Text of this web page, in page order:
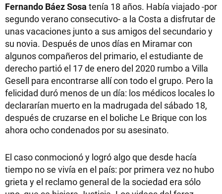
Fernando Báez Sosa tenía 18 años. Había viajado -por
segundo verano consecutivo- a la Costa a disfrutar de
unas vacaciones junto a sus amigos del secundario y
su novia. Después de unos días en Miramar con
algunos compañeros del primario, el estudiante de
derecho partió el 17 de enero del 2020 rumbo a Villa
Gesell para encontrarse allí con todo el grupo. Pero la
felicidad duró menos de un día: los médicos locales lo
declararían muerto en la madrugada del sábado 18,
después de cruzarse en el boliche Le Brique con los
ahora ocho condenados por su asesinato.
El caso conmocionó y logró algo que desde hacía
tiempo no se vivía en el país: por primera vez no hubo
grieta y el reclamo general de la sociedad era sólo